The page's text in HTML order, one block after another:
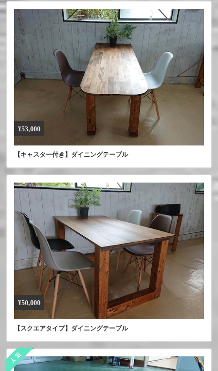
¥53,000
【キャスター付き】ダイニングテーブル
¥50,000
【スクエアタイプ】ダイニングテーブル